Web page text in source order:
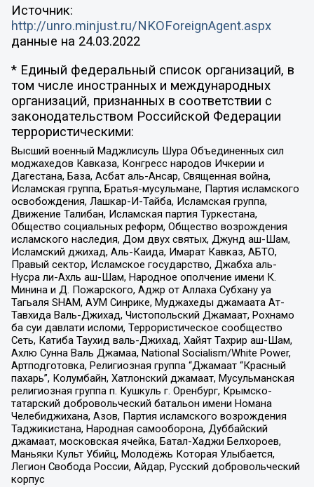
Источник:
http://unro.minjust.ru/NKOForeignAgent.aspx
данные на 24.03.2022
* Единый федеральный список организаций, в
том числе иностранных и международных
организаций, признанных в соответствии с
законодательством Российской Федерации
террористическими:
Высший военный Маджлисуль Шура Объединенных сил
моджахедов Кавказа, Конгресс народов Ичкерии и
Дагестана, База, Асбат аль-Ансар, Священная война,
Исламская группа, Братья-мусульмане, Партия исламского
освобождения, Лашкар-И-Тайба, Исламская группа,
Движение Талибан, Исламская партия Туркестана,
Общество социальных реформ, Общество возрождения
исламского наследия, Дом двух святых, Джунд аш-Шам,
Исламский джихад, Аль-Каида, Имарат Кавказ, АБТО,
Правый сектор, Исламское государство, Джабха аль-
Нусра ли-Ахль аш-Шам, Народное ополчение имени К.
Минина и Д. Пожарского, Аджр от Аллаха Субхану уа
Тагьаля SHAM, АУМ Синрике, Муджахеды джамаата Ат-
Тавхида Валь-Джихад, Чистопольский Джамаат, Рохнамо
ба суи давлати исломи, Террористическое сообщество
Сеть, Катиба Таухид валь-Джихад, Хайят Тахрир аш-Шам,
Ахлю Сунна Валь Джамаа, National Socialism/White Power,
Артподготовка, Религиозная группа “Джамаат “Красный
пахарь”, Колумбайн, Хатлонский джамаат, Мусульманская
религиозная группа п. Кушкуль г. Оренбург, Крымско-
татарский добровольческий батальон имени Номана
Челебиджихана, Азов, Партия исламского возрождения
Таджикистана, Народная самооборона, Дуббайский
джамаат, московская ячейка, Батал-Хаджи Белхороев,
Маньяки Культ Убийц, Молодёжь Которая Улыбается,
Легион Свобода России, Айдар, Русский добровольческий
корпус